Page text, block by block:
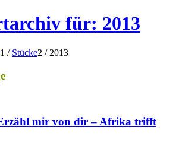
für: 2013
1 / Stücke2 / 2013
mir von dir – Afrika trifft